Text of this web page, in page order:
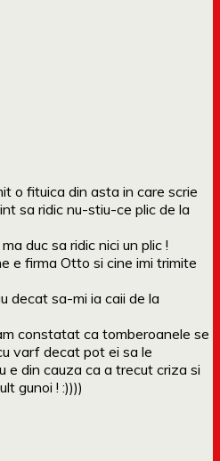
o fituica din asta in care scrie
sa ridic nu-stiu-ce plic de la
duc sa ridic nici un plic !
e firma Otto si cine imi trimite
decat sa-mi ia caii de la
constatat ca tomberoanele se
varf decat pot ei sa le
e din cauza ca a trecut criza si
gunoi ! :))))